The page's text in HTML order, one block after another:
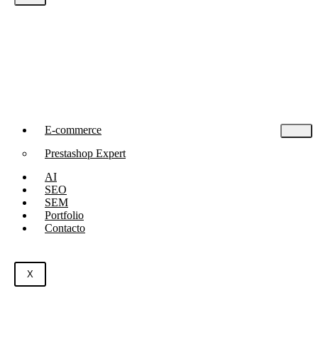
E-commerce
Prestashop Expert
AI
SEO
SEM
Portfolio
Contacto
X